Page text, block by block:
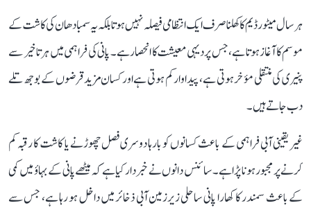
ہر سال میٹور ڈیم کا کھلنا صرف ایک انتظامی فیصلہ نہیں ہوتا بلکہ یہ سمبا دھان کی کاشت کے
موسم کا آغاز ہوتا ہے، جس پر دیہی معیشت کا انحصار ہے۔ پانی کی فراہمی میں ہر تاخیر سے
پنیری کی منتقلی مؤخر ہوتی ہے، پیداوار کم ہوتی ہے اور کسان مزید قرضوں کے بوجھ تلے
دب جاتے ہیں۔
غیر یقینی آبی فراہمی کے باعث کسانوں کو بارہا دوسری فصل چھوڑنے یا کاشت کا رقبہ کم
کرنے پر مجبور ہونا پڑا ہے۔ سائنس دانوں نے خبردار کیا ہے کہ میٹھے پانی کے بہاؤ میں کمی
کے باعث سمندر کا کھارا پانی ساحلی زیرزمین آبی ذخائر میں داخل ہو رہا ہے، جس سے